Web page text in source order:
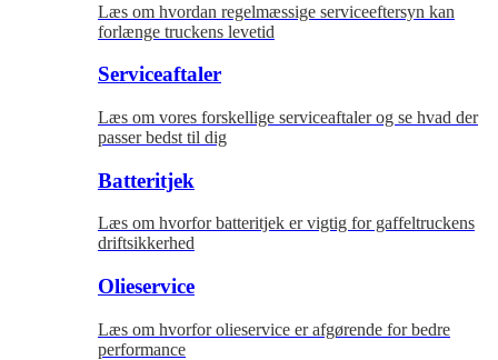
Læs om hvordan regelmæssige serviceeftersyn kan
forlænge truckens levetid
Serviceaftaler
Læs om vores forskellige serviceaftaler og se hvad der
passer bedst til dig
Batteritjek
Læs om hvorfor batteritjek er vigtig for gaffeltruckens
driftsikkerhed
Olieservice
Læs om hvorfor olieservice er afgørende for bedre
performance